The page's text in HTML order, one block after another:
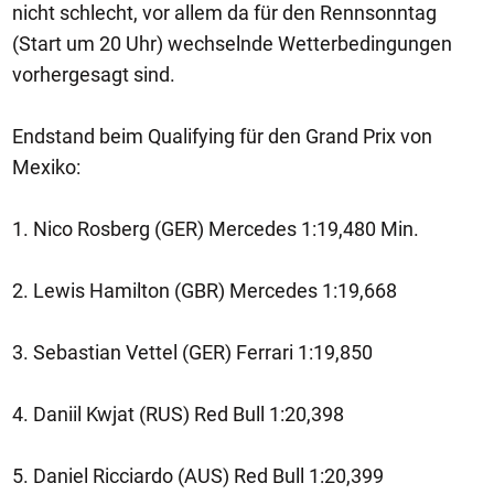
nicht schlecht, vor allem da für den Rennsonntag
(Start um 20 Uhr) wechselnde Wetterbedingungen
vorhergesagt sind.
Endstand beim Qualifying für den Grand Prix von
Mexiko:
1. Nico Rosberg (GER) Mercedes 1:19,480 Min.
2. Lewis Hamilton (GBR) Mercedes 1:19,668
3. Sebastian Vettel (GER) Ferrari 1:19,850
4. Daniil Kwjat (RUS) Red Bull 1:20,398
5. Daniel Ricciardo (AUS) Red Bull 1:20,399